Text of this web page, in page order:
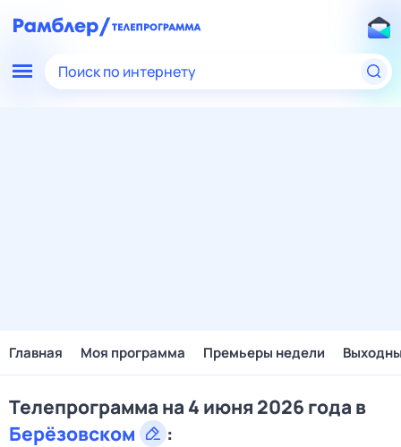
Поиск по интернету
Главная Моя программа Премьеры недели
Телепрограмма на 4 июня 2026 года в
Берёзовском
: